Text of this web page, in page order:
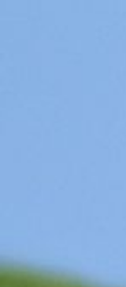
Contact